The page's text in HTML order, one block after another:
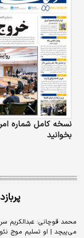
نسخه کامل شماره
بخوانید
محمد قوچانی: عبدالکریم
می‌پیچد | او تسلیم موج